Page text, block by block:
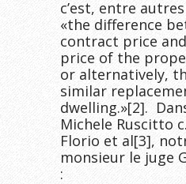
c’est, entre
«the difference
contract price
price of the
or alternatively,
similar
dwelling.»[2].
Michele Ruscitto
Florio et al[3],
monsieur le juge
: